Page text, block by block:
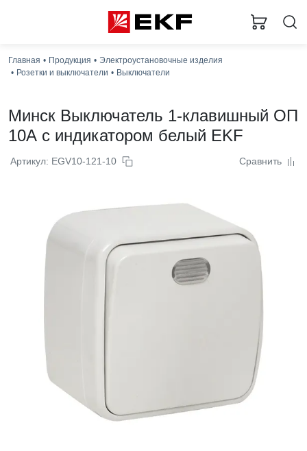
Главная Продукция
Электроустановочные изделия
Розетки и выключатели
Выключатели
Минск Выключатель 1-клавишный ОП
10А с индикатором белый EKF
Артикул: EGV10-121-10 Сравнить